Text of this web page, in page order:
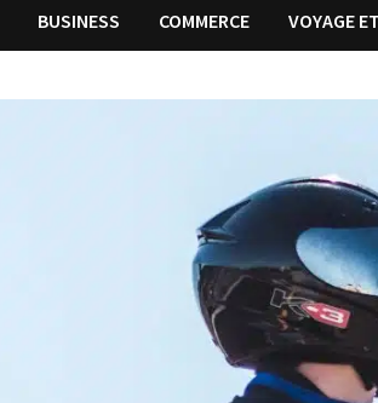
BUSINESS COMMERCE VOYAGE